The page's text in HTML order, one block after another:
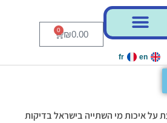
₪0.00
0
en
fr
על איכות מי השתייה בישראל בדיקות